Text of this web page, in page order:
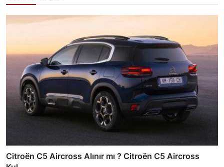
Citroën C5 Aircross Alınır mı ? Citroën C5 Aircross